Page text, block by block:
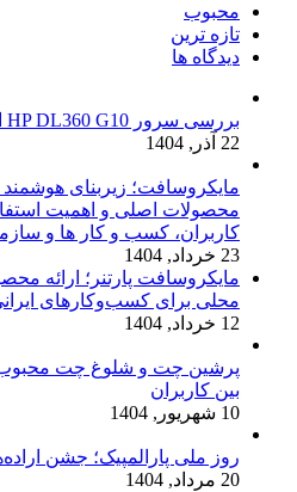
محبوب
تازه ترین
دیدگاه ها
بررسی سرور HP DL360 G10 از نگاه ماهان شبکه ایرانیان
22 آذر, 1404
مایکروسافت؛ زیربنای
محصولات اصلی و اهمیت
کاربران، کسب و کار ها و
23 خرداد, 1404
مایکروسافت پارتنر؛ ارائه
محلی برای کسب‌وکارهای
12 خرداد, 1404
پرشین چت و شلوغ چت
بین کاربران
10 شهریور, 1404
روز ملی پارالمپیک؛ جشن
20 مرداد, 1404